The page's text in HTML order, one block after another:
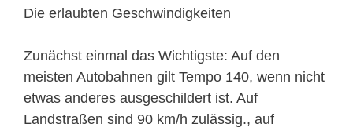
Die erlaubten Geschwindigkeiten
Zunächst einmal das Wichtigste: Auf den
meisten Autobahnen gilt Tempo 140, wenn nicht
etwas anderes ausgeschildert ist. Auf
Landstraßen sind 90 km/h zulässig., auf